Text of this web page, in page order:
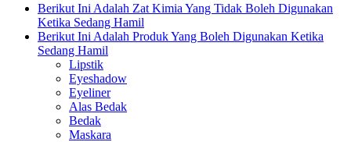
Berikut Ini Adalah Zat Kimia Yang Tidak Boleh Digunakan
Ketika Sedang Hamil
Berikut Ini Adalah Produk Yang Boleh Digunakan Ketika
Sedang Hamil
Lipstik
Eyeshadow
Eyeliner
Alas Bedak
Bedak
Maskara